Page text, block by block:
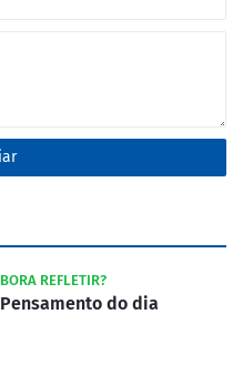
BORA REFLETIR?
Pensamento do dia